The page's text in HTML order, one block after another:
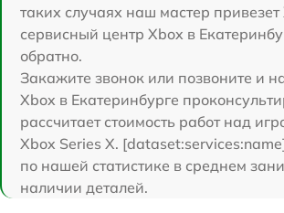
таких случаях наш мастер привезет
сервисный центр Xbox в
обратно.
Закажите звонок или позвоните и
Xbox в Екатеринбурге
рассчитает стоимость работ над
Xbox Series X.
по нашей статистике в среднем
наличии деталей.